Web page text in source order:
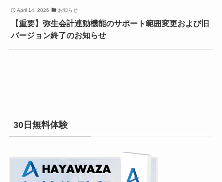
April 14, 2026 お知らせ
【重要】弥生会計連動機能のサポート範囲変更および旧
バージョン終了のお知らせ
30日無料体験